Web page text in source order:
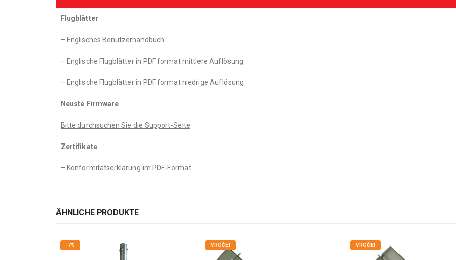
Flugblätter
– Englisches Benutzerhandbuch
– Englische Flugblätter in PDF format mittlere Auflösung
– Englische Flugblätter in PDF format niedrige Auflösung
Neuste Firmware
Bitte durchsuchen Sie die Support-Seite
Zertifikate
– Konformitätserklärung im PDF-Format
ÄHNLICHE PRODUKTE
-7% VROČE! VROČE!